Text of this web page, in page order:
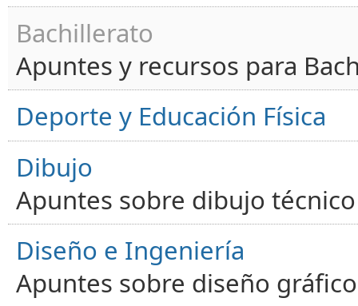
Bachillerato
Apuntes y recursos para
Deporte y Educación Física
Dibujo
Apuntes sobre dibujo
Diseño e Ingeniería
Apuntes sobre diseño